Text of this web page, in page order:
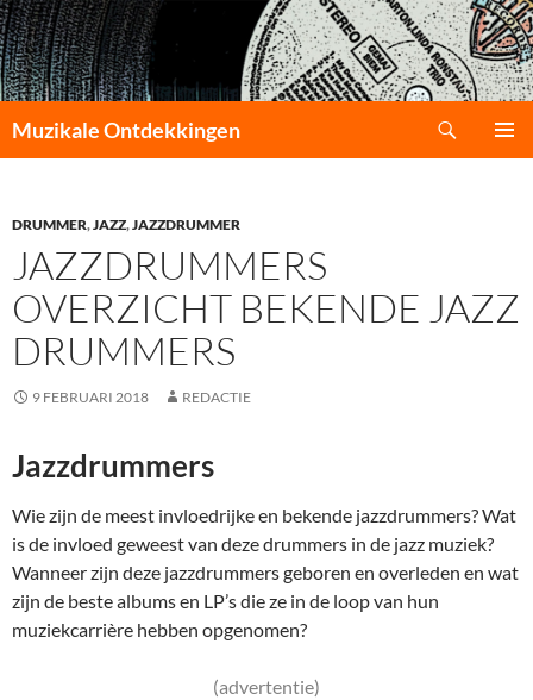
Muzikale Ontdekkingen
INHOUD
DRUMMER,JAZZ,JAZZDRUMMER
JAZZDRUMMERS
OVERZICHT BEKENDE JAZZ
DRUMMERS
9 FEBRUARI 2018 REDACTIE
Jazzdrummers
Wie zijn de meest invloedrijke en bekende jazzdrummers? Wat
is de invloed geweest van deze drummers in de jazz muziek?
Wanneer zijn deze jazzdrummers geboren en overleden en wat
zijn de beste albums en LP’s die ze in de loop van hun
muziekcarrière hebben opgenomen?
(advertentie)